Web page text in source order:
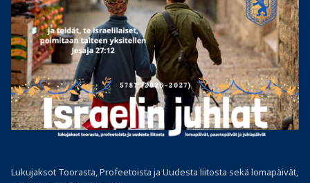
Lukujaksot Toorasta, Profeetoista ja Uudesta liitosta sekä lomapäivät,